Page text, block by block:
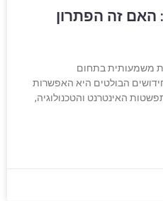
האם זה הפתרון
משמעותית בתחום
הבולטים היא האפשרות
האינטרנט והטכנולוגיה,